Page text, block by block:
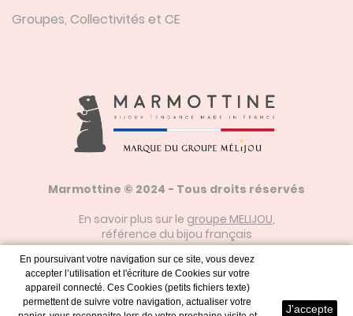
Groupes, Collectivités et CE
Marmottine © 2024 - Tous droits réservés
En savoir plus sur le groupe MELIJOU,
référence du bijou français
Mentions Légales
En poursuivant votre navigation sur ce site, vous devez
accepter l’utilisation et l'écriture de Cookies sur votre
appareil connecté. Ces Cookies (petits fichiers texte)
permettent de suivre votre navigation, actualiser votre
J'accepte